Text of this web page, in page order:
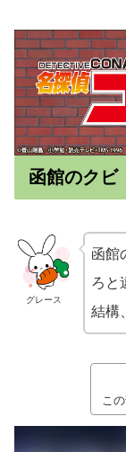
函館のクビ
グレース
函館
ろと
結構
こ